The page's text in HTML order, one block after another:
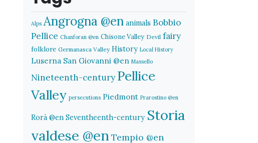
Alps Angrogna @en animals Bobbio
Pellice Chanforan @en Chisone Valley Devil fairy
folklore Germanasca Valley History Local History
Luserna San Giovanni @en Massello
Nineteenth-century Pellice
Valley persecutions Piedmont Prarostino @en
Rorà @en Seventheenth-century Storia
valdese @en Tempio @en